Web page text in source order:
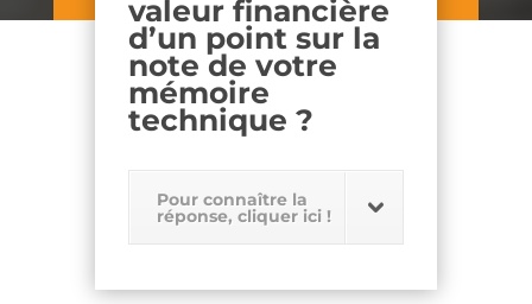
valeur financière
d’un point sur la
note de votre
mémoire
technique ?
Pour connaître la
réponse, cliquer ici !